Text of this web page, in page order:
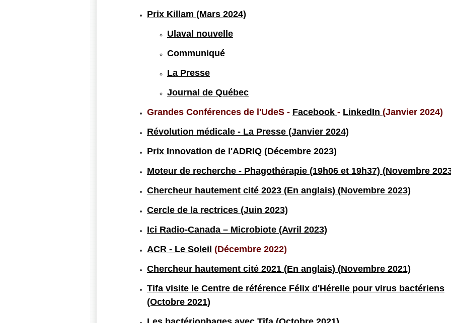
Prix Killam (Mars 2024)
Ulaval nouvelle
Communiqué
La Presse
Journal de Québec
Grandes Conférences de l'UdeS - Facebook - LinkedIn (Janvier 2024)
Révolution médicale - La Presse (Janvier 2024)
Prix Innovation de l'ADRIQ (Décembre 2023)
Moteur de recherche - Phagothérapie (19h06 et 19h37) (Novembre
Chercheur hautement cité 2023 (En anglais) (Novembre 2023)
Cercle de la rectrices (Juin 2023)
Ici Radio-Canada – Microbiote (Avril 2023)
ACR - Le Soleil (Décembre 2022)
Chercheur hautement cité 2021 (En anglais) (Novembre 2021)
Tifa visite le Centre de référence Félix d'Hérelle pour virus bactériens
(Octobre 2021)